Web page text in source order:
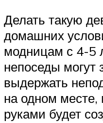
Делать такую
домашних
модницам с 4-5
непоседы могут
выдержать
на одном
руками будет